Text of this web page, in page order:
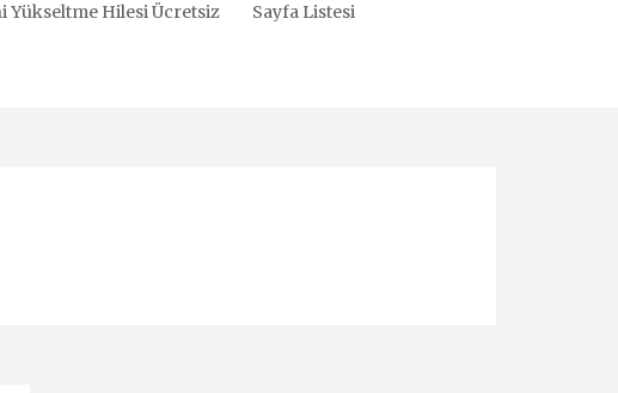
Yükseltme Hilesi Ücretsiz Sayfa Listesi